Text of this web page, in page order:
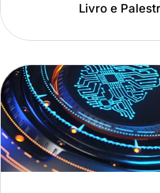
Livro e